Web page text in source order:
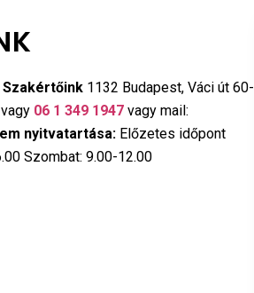
1132 Budapest, Váci út 60-
vagy 06 1 349 1947 vagy mail:
nyitvatartása: Előzetes időpont
Szombat: 9.00-12.00